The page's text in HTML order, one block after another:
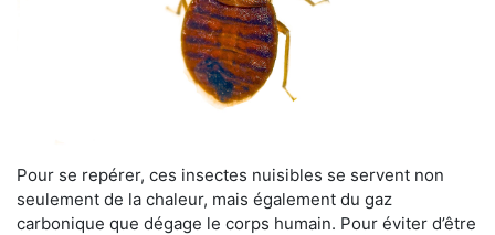
Pour se repérer, ces insectes nuisibles se servent non
seulement de la chaleur, mais également du gaz
carbonique que dégage le corps humain. Pour éviter d’être